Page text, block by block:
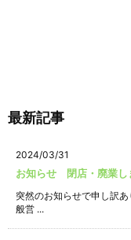
最新記事
2024/03/31
お知らせ 閉店・廃業し
突然のお知らせで申し訳
般営 ...